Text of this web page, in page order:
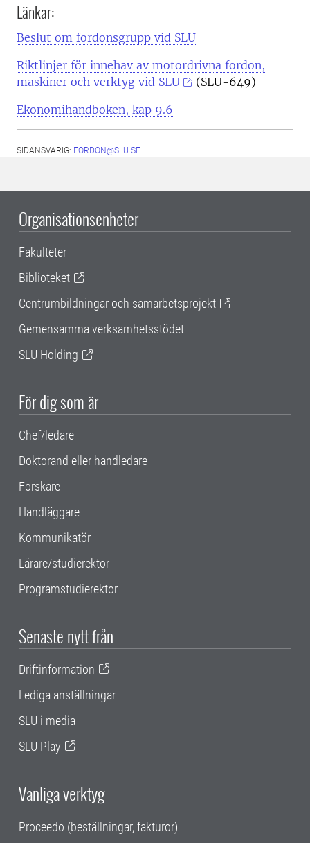
Länkar:
Beslut om fordonsgrupp vid SLU
Riktlinjer för innehav av motordrivna fordon,
maskiner och verktyg vid SLU
(SLU-649)
Ekonomihandboken, kap 9.6
SIDANSVARIG: FORDON@SLU.SE
Organisationsenheter
Fakulteter
Biblioteket
Centrumbildningar och samarbetsprojekt
Gemensamma verksamhetsstödet
SLU Holding
För dig som är
Chef/ledare
Doktorand eller handledare
Forskare
Handläggare
Kommunikatör
Lärare/studierektor
Programstudierektor
Senaste nytt från
Driftinformation
Lediga anställningar
SLU i media
SLU Play
Vanliga verktyg
Proceedo (beställningar, fakturor)